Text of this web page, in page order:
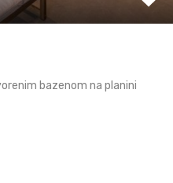
bazenom na planini